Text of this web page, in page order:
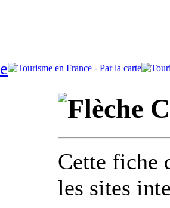
Cette fiche
les sites